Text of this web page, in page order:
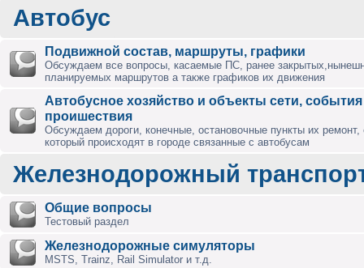
Автобус
Подвижной состав, маршруты, графики
Обсуждаем все вопросы, касаемые ПС, ранее
планируемых маршрутов а также графиков их движения
Автобусное хозяйство и объекты сети,
проишествия
Обсуждаем дороги, конечные, остановочные пункты их ремонт,
который происходят в городе связанные с автобусам
Железнодорожный
Общие вопросы
Тестовый раздел
Железнодорожные симуляторы
MSTS, Trainz, Rail Simulator и т.д.